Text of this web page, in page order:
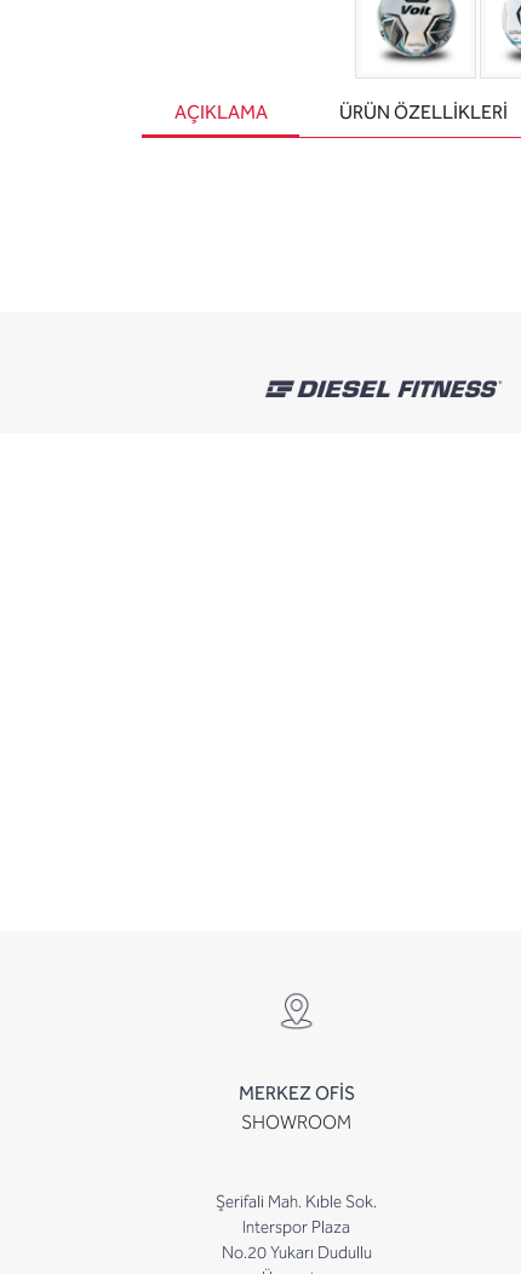
AÇIKLAMA ÜRÜN ÖZELLIKLERI
MERKEZ OFİS
SHOWROOM
Şerifali Mah. Kıble Sok.
Interspor Plaza
No.20 Yukarı Dudullu